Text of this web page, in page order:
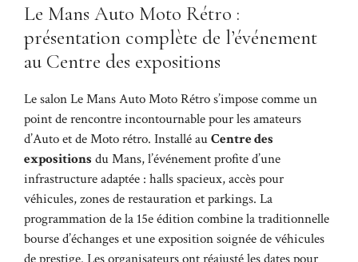
Le Mans Auto Moto Rétro :
présentation complète de l’événement
au Centre des expositions
Le salon Le Mans Auto Moto Rétro s’impose comme un
point de rencontre incontournable pour les amateurs
d’Auto et de Moto rétro. Installé auCentre des
expositions du Mans, l’événement profite d’une
infrastructure adaptée : halls spacieux, accès pour
véhicules, zones de restauration et parkings. La
programmation de la 15e édition combine la traditionnelle
bourse d’échanges et une exposition soignée de véhicules
de prestige. Les organisateurs ont réajusté les dates pour